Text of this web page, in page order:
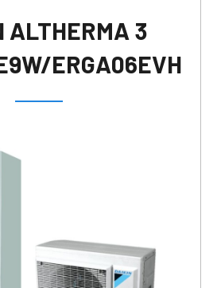
ALTHERMA 3
ERGA06EVH